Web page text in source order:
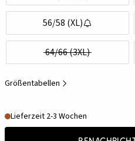
56/58 (XL)
64/66 (3XL)
Größentabellen
Lieferzeit 2-3 Wochen